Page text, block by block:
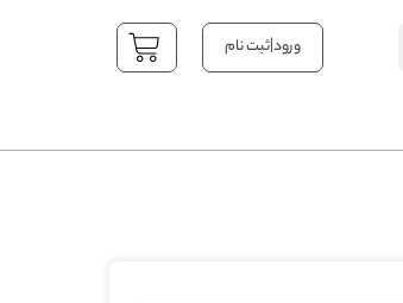
ورود|ثبت نام
YOUR CART